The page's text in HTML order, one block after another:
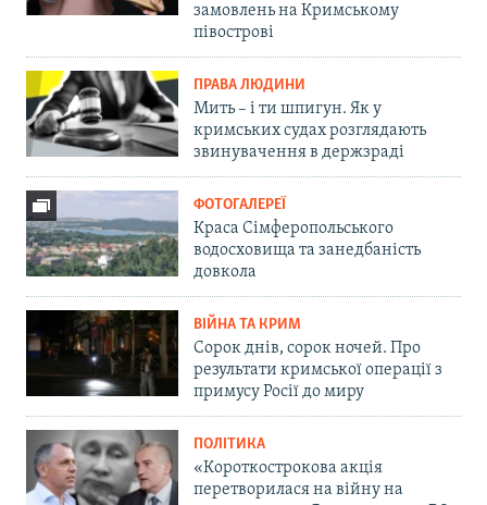
замовлень на Кримському
півострові
ПРАВА ЛЮДИНИ
Мить – і ти шпигун. Як у
кримських судах розглядають
звинувачення в держзраді
ФОТОГАЛЕРЕЇ
Краса Сімферопольського
водосховища та занедбаність
довкола
ВІЙНА ТА КРИМ
Сорок днів, сорок ночей. Про
результати кримської операції з
примусу Росії до миру
ПОЛІТИКА
«Короткострокова акція
перетворилася на війну на